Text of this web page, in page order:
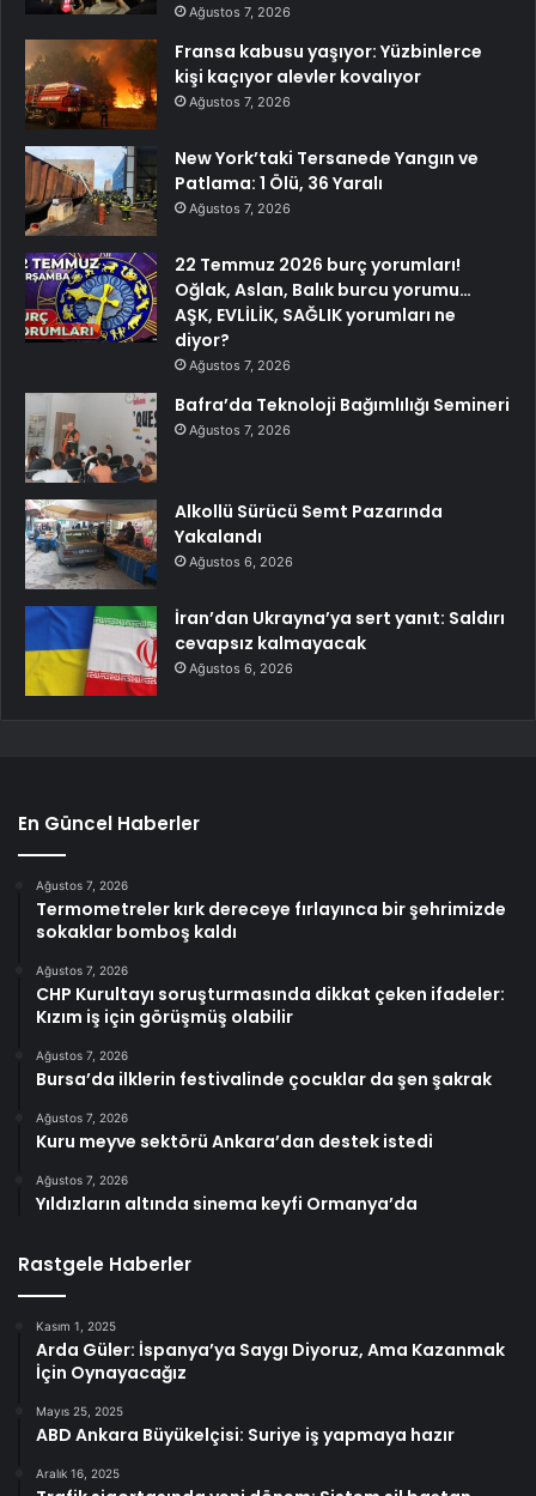
Ağustos 7, 2026
Fransa kabusu yaşıyor: Yüzbinlerce
kişi kaçıyor alevler kovalıyor
Ağustos 7, 2026
New York’taki Tersanede Yangın ve
Patlama: 1 Ölü, 36 Yaralı
Ağustos 7, 2026
22 Temmuz 2026 burç yorumları!
Oğlak, Aslan, Balık burcu yorumu…
AŞK, EVLİLİK, SAĞLIK yorumları ne
diyor?
Ağustos 7, 2026
Bafra’da Teknoloji Bağımlılığı Semineri
Ağustos 7, 2026
Alkollü Sürücü Semt Pazarında
Yakalandı
Ağustos 6, 2026
İran’dan Ukrayna’ya sert yanıt: Saldırı
cevapsız kalmayacak
Ağustos 6, 2026
En Güncel Haberler
Ağustos 7, 2026
Termometreler kırk dereceye fırlayınca bir şehrimizde
sokaklar bomboş kaldı
Ağustos 7, 2026
CHP Kurultayı soruşturmasında dikkat çeken ifadeler:
Kızım iş için görüşmüş olabilir
Ağustos 7, 2026
Bursa’da ilklerin festivalinde çocuklar da şen şakrak
Ağustos 7, 2026
Kuru meyve sektörü Ankara’dan destek istedi
Ağustos 7, 2026
Yıldızların altında sinema keyfi Ormanya’da
Rastgele Haberler
Kasım 1, 2025
Arda Güler: İspanya’ya Saygı Diyoruz, Ama Kazanmak
İçin Oynayacağız
Mayıs 25, 2025
ABD Ankara Büyükelçisi: Suriye iş yapmaya hazır
Aralık 16, 2025